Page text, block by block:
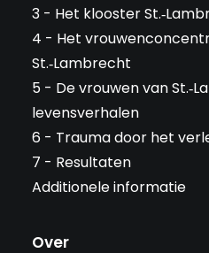
3 - Het klooster
4 - Het
St.‑Lambrecht
5 - De vrouwen van
levensverhalen
6 - Trauma door het
7 - Resultaten
Additionele informatie
Over